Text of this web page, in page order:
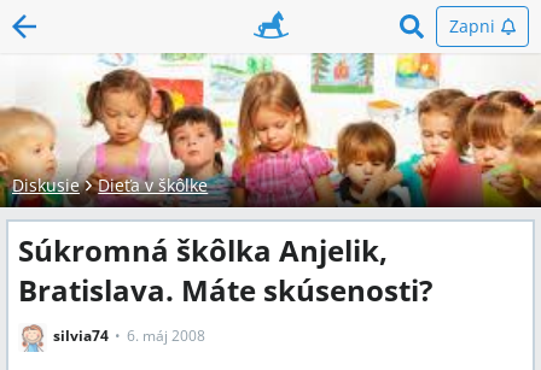
Zapni
Diskusie Dieťa v škôlke
Súkromná škôlka Anjelik,
Bratislava. Máte skúsenosti?
silvia74 6. máj 2008